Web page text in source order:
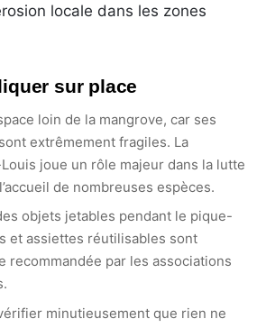
locale dans les zones
sur place
loin de la mangrove, car ses
extrêmement fragiles. La
joue un rôle majeur dans la lutte
de nombreuses espèces.
objets jetables pendant le pique-
et assiettes réutilisables sont
recommandée par les associations
minutieusement que rien ne